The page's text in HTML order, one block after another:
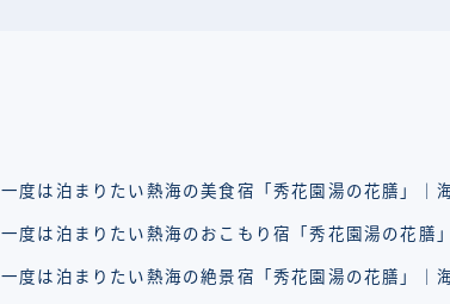
一度は泊まりたい熱海の美食宿「秀花園湯の花膳」｜
一度は泊まりたい熱海のおこもり宿「秀花園湯の花膳
一度は泊まりたい熱海の絶景宿「秀花園湯の花膳」｜